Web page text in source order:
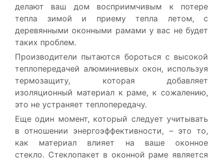
делают ваш дом восприимчивым к потере
тепла зимой и приему тепла летом, с
деревянными оконными рамами у вас не будет
таких проблем.
Производители пытаются бороться с высокой
теплопередачей алюминиевых окон, используя
термозащиту, которая добавляет
изоляционный материал к раме, к сожалению,
это не устраняет теплопередачу.
Еще один момент, который следует учитывать
в отношении энергоэффективности, – это то,
как материал влияет на ваше оконное
стекло. Стеклопакет в оконной раме является